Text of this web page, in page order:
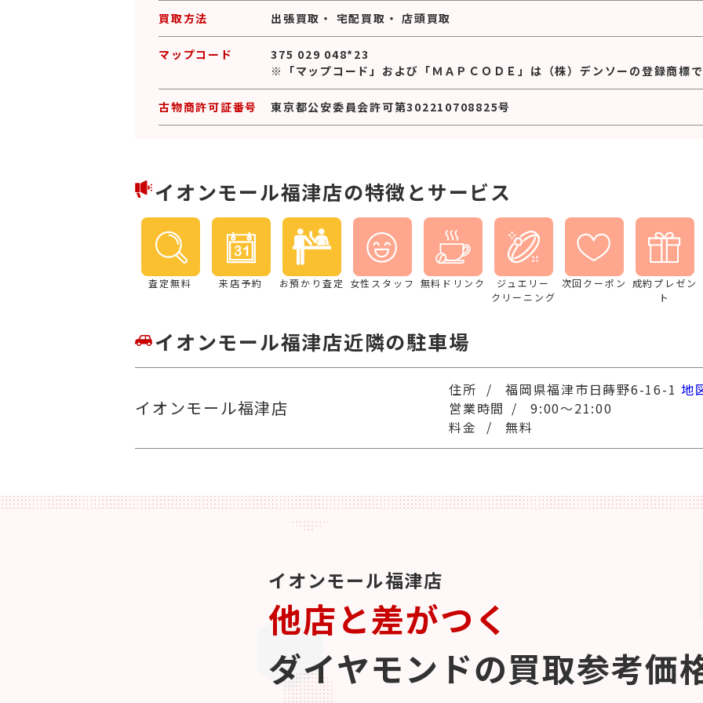
買取方法 出張買取 ・ 宅配買取 ・店頭買取
マップコード
375 029 048*23
※「マップコード」および「ＭＡＰＣＯＤＥ」は（株）デンソーの登録商標
古物商許可証番号 東京都公安委員会許可第302210708825号
イオンモール福津店の特徴とサービス
査定無料 来店予約 お預かり査定 女性スタッフ 無料ドリンク
ジュエリー
クリーニング
次回クーポン
成約プレゼン
ト
イオンモール福津店近隣の駐車場
イオンモール福津店
福岡県福津市日蒔野6-16-1地
9:00～21:00
無料
イオンモール福津店
他店と差がつく
ダイヤモンドの買取参考価